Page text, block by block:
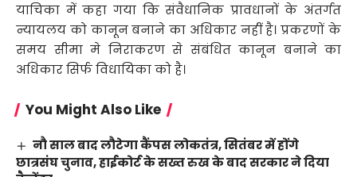
याचिका में कहा गया कि संवैधानिक प्रावधानों के अंतर्गत
न्यायलय को कानून बनाने का अधिकार नहीं है। प्रकरणों के
समय सीमा मे निराकरण से संबंधित कानून बनाने का
अधिकार सिर्फ विधायिका को है।
You Might Also Like
नौ साल बाद लौटेगा कैंपस लोकतंत्र, सितंबर में होंगे
छात्रसंघ चुनाव, हाईकोर्ट के सख्त रुख के बाद सरकार ने दिया